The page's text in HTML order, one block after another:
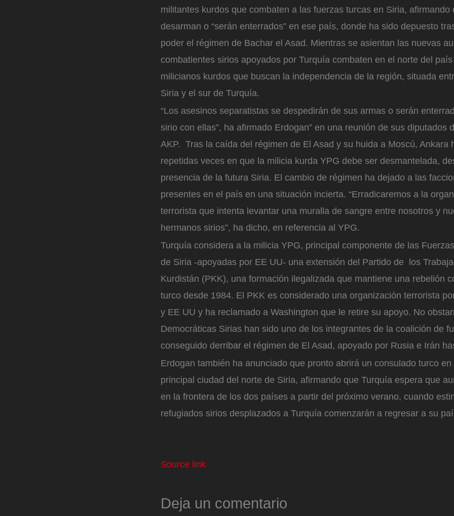
militantes kurdos que combaten a las fuerzas turcas en Siria, afirmando
desarman o “serán enterrados” en ese país, donde ha sido depuesto
poder el régimen de Bachar el Asad. Mientras se asientan las nuevas
combatientes sirios apoyados por Turquía combaten en el norte del
milicianos kurdos que buscan la independencia de la región, situada
Siria y el sur de Turquía.
“Los asesinos separatistas se despedirán de sus armas o serán
sirio con ellas”, ha afirmado Erdogan” en una reunión de sus diputados
AKP. Tras la caída del régimen de El Asad y su huida a Moscú, Ankara
repetidas veces en que la milicia kurda YPG debe ser desmantelada,
presencia de la futura Siria. El cambio de régimen ha dejado a las
presentes en el país en una situación incierta. “Erradicaremos a la
terrorista que intenta levantar una muralla de sangre entre nosotros y
hermanos sirios”, ha dicho, en referencia al YPG.
Turquía considera a la milicia YPG, principal componente de las
de Siria -apoyadas por EE UU- una extensión del Partido de los
Kurdistán (PKK), una formación ilegalizada que mantiene una rebelión
turco desde 1984. El PKK es considerado una organización terrorista
y EE UU y ha reclamado a Washington que le retire su apoyo. No
Democráticas Sirias han sido uno de los integrantes de la coalición de
conseguido derribar el régimen de El Asad, apoyado por Rusia e Irán
Erdogan también ha anunciado que pronto abrirá un consulado turco en
principal ciudad del norte de Siria, afirmando que Turquía espera que
en la frontera de los dos países a partir del próximo verano, cuando
refugiados sirios desplazados a Turquía comenzarán a regresar a su
Source link
Deja un comentario